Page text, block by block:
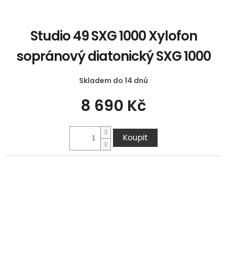
Studio 49 SXG 1000 Xylofon
sopránový diatonický SXG 1000
Skladem do 14 dnů
8 690 Kč
Koupit